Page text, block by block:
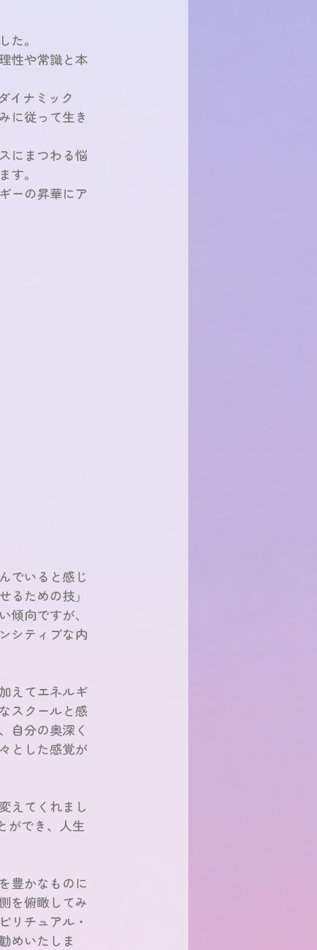
。
性や常識と本
イナミック
に従って生き
にまつわる悩
。
ーの昇華にア
でいると感じ
ための技」
向ですが、
シティブな内
えてエネルギ
スクールと感
自分の奥深く
とした感覚が
えてくれまし
ができ、人生
豊かなものに
を俯瞰してみ
リチュアル・
めいたしま